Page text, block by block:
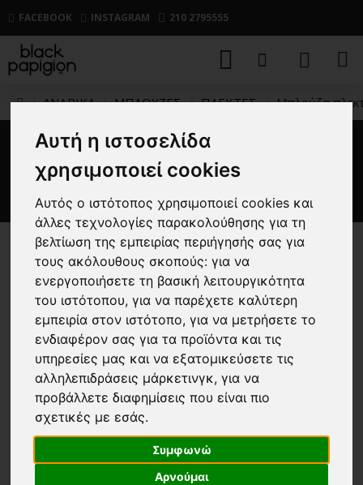
Αυτή η ιστοσελίδα
χρησιμοποιεί cookies
Αυτός ο ιστότοπος χρησιμοποιεί cookies και
άλλες τεχνολογίες παρακολούθησης για τη
βελτίωση της εμπειρίας περιήγησής σας για
τους ακόλουθους σκοπούς:για να
ενεργοποιήσετε τη βασική λειτουργικότητα
του ιστότοπου,για να παρέχετε καλύτερη
εμπειρία στον ιστότοπο,για να μετρήσετε το
ενδιαφέρον σας για τα προϊόντα και τις
υπηρεσίες μας και να εξατομικεύσετε τις
αλληλεπιδράσεις μάρκετινγκ,για να
προβάλλετε διαφημίσεις που είναι πιο
σχετικές με εσάς.
Συμφωνώ
Αρνούμαι
FACEBOOK INSTAGRAM 210 2795555
ΑΝΔΡΙΚΑ ΜΠΛΟΥΖΕΣ ΠΛΕΚΤΕΣ Μπλούζα
Μπλούζα πλεκτή Artisti Italiani
μπεζ